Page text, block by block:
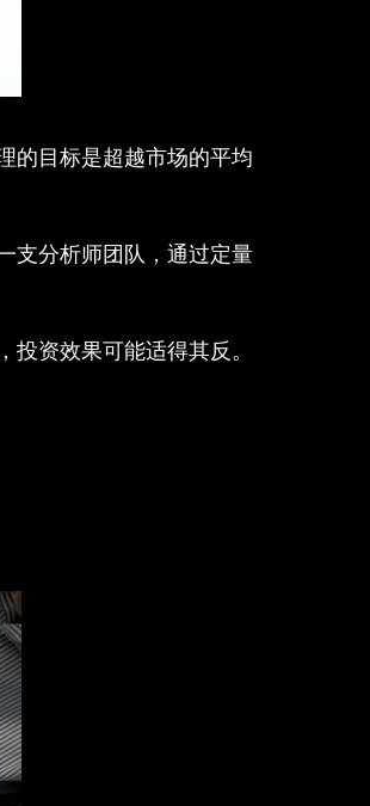
的目标是超越市场的平均
支分析师团队，通过定量
资效果可能适得其反。